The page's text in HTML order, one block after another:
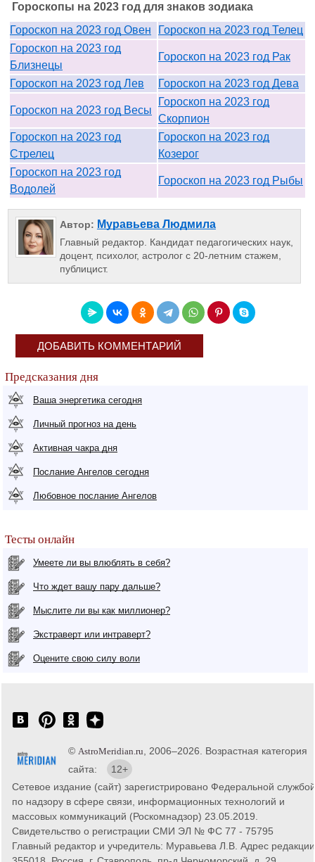
Гороскопы на 2023 год для знаков зодиака
Гороскоп на 2023 год Овен
Гороскоп на 2023 год Телец
Гороскоп на 2023 год
Близнецы
Гороскоп на 2023 год Рак
Гороскоп на 2023 год Лев Гороскоп на 2023 год Дева
Гороскоп на 2023 год Весы
Гороскоп на 2023 год
Скорпион
Гороскоп на 2023 год
Стрелец
Гороскоп на 2023 год
Козерог
Гороскоп на 2023 год
Водолей
Гороскоп на 2023 год Рыбы
Автор: Муравьева Людмила
Главный редактор. Кандидат педагогических наук,
доцент, психолог, астролог с 20-летним стажем,
публицист.
ДОБАВИТЬ КОММЕНТАРИЙ
Предсказания дня
Ваша энергетика сегодня
Личный прогноз на день
Активная чакра дня
Послание Ангелов сегодня
Любовное послание Ангелов
Тесты онлайн
Умеете ли вы влюблять в себя?
Что ждет вашу пару дальше?
Мыслите ли вы как миллионер?
Экстраверт или интраверт?
Оцените свою силу воли
© AstroMeridian.ru , 2006–2026. Возрастная категория
сайта:
12+
Сетевое издание (сайт) зарегистрировано Федеральной службой
по надзору в сфере связи, информационных технологий и
массовых коммуникаций (Роскомнадзор) 23.05.2019.
Свидетельство о регистрации СМИ ЭЛ № ФС 77 - 75795
Главный редактор и учредитель: Муравьева Л.В. Адрес